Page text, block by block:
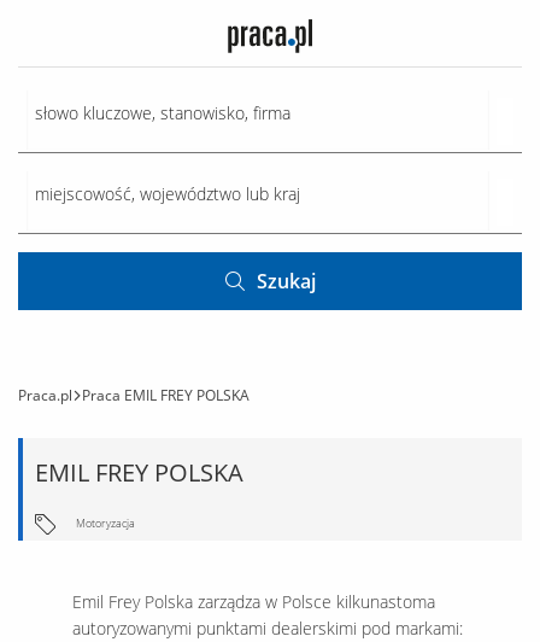
Szukaj
Praca.pl Praca EMIL FREY POLSKA
EMIL FREY POLSKA
Motoryzacja
Emil Frey Polska zarządza w Polsce kilkunastoma
autoryzowanymi punktami dealerskimi pod markami: